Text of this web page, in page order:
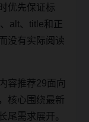
优先保证标
alt、title和正
没有实际阅读
容推荐29面向
核心围绕最新
尾需求展开。